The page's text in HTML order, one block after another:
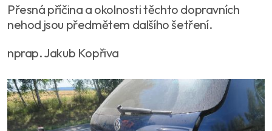
Přesná příčina a okolnosti těchto dopravních
nehod jsou předmětem dalšího šetření.
nprap. Jakub Kopřiva